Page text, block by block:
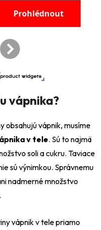
vápnika?
obsahujú vápnik, musíme
v tele. Sú to najmä
soli a cukru. Taviace
sú výnimkou. Správnemu
nadmerné množstvo
vápnik v tele priamo